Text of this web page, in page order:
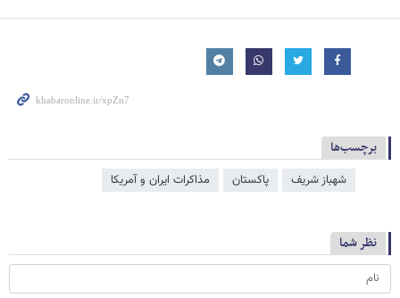
برچسب‌ها
شهباز شریف پاکستان مذاکرات ایران و آمریکا
نظر شما